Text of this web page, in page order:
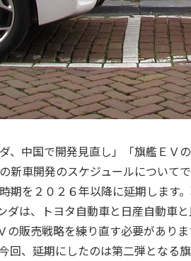
中国で開発見直し」「旗艦ＥＶ
新車開発のスケジュールについて
期を２０２６年以降に延期します
は、トヨタ自動車と日産自動車
販売戦略を練り直す必要があり
回、延期にしたのは第二弾となる